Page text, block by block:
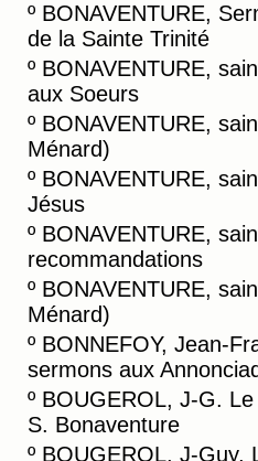
º BONAVENTURE,
de la Sainte Trinité
º BONAVENTURE,
aux Soeurs
º BONAVENTURE,
Ménard)
º BONAVENTURE,
Jésus
º BONAVENTURE,
recommandations
º BONAVENTURE,
Ménard)
º BONNEFOY, Jean-
sermons aux
º BOUGEROL, J-G.
S. Bonaventure
º BOUGEROL, J-Guy,